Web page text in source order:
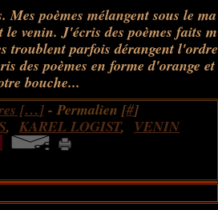
Mes poèmes mélangent sous le ma
venin. J'écris des poèmes faits m
troublent parfois dérangent l'ordre
des poèmes en forme d'orange et
bouche...
[…]- Permalien [#]
, KAREL LOGIST, VENIN